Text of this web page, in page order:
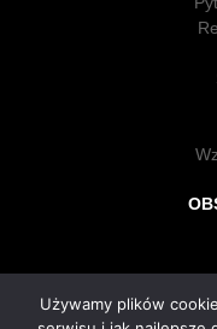
Używamy plików